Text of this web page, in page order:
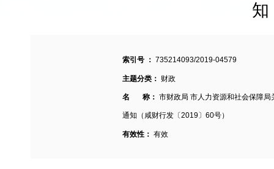
知
索引号 ： 735214093/2019-04579
主题分类： 财政
名 称： 市财政局 市人力资源和社会保障
通知（咸财行发〔2019〕60号）
有效性： 有效